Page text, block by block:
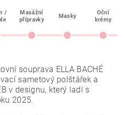
/
Masážní
přípravky
Masky
Oční
krémy
souprava ELLA BACHÉ
sametový polštářek a
v designu, který ladí s
2025.